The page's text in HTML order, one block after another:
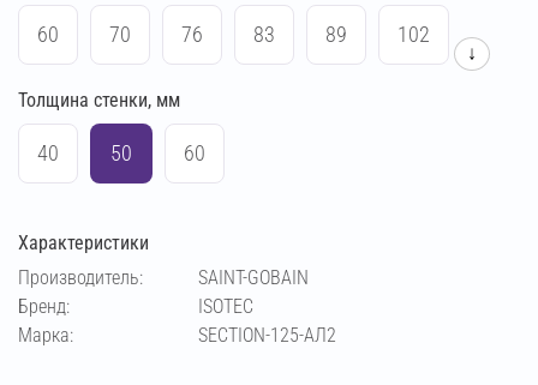
60 70 76 83 89 102
108 114
194 219 273
↓
Толщина стенки, мм
40 50 60
Характеристики
Производитель:
SAINT-GOBAIN
Бренд:
ISOTEC
Марка:
SECTION-125-АЛ2